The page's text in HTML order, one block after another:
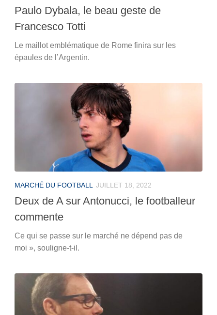
Paulo Dybala, le beau geste de
Francesco Totti
Le maillot emblématique de Rome finira sur les
épaules de l’Argentin.
MARCHÉ DU FOOTBALL JUILLET 18, 2022
Deux de A sur Antonucci, le footballeur
commente
Ce qui se passe sur le marché ne dépend pas de
moi », souligne-t-il.